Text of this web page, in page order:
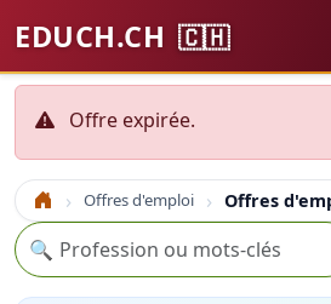
EDUCH.CH 🇨🇭
Offre expirée.
Accueil Offres d'emploi Offres
Recherche
🔍